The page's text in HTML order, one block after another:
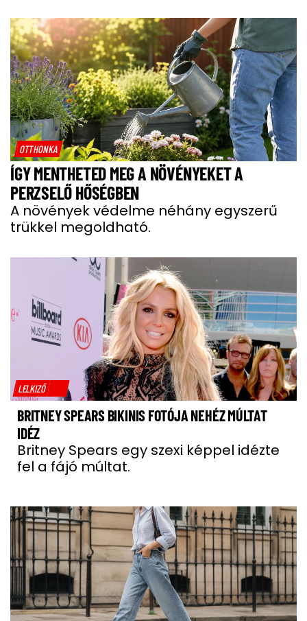
OTTHONKA
ÍGY MENTHETED MEG A NÖVÉNYEKET A
PERZSELŐ HŐSÉGBEN
A növények védelme néhány egyszerű
trükkel megoldható.
LELKIZŐ
BRITNEY SPEARS BIKINIS FOTÓJA NEHÉZ MÚLTAT
IDÉZ
Britney Spears egy szexi képpel idézte
fel a fájó múltat.